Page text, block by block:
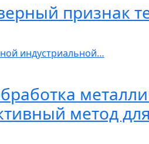
признак
индустриальной…
метод